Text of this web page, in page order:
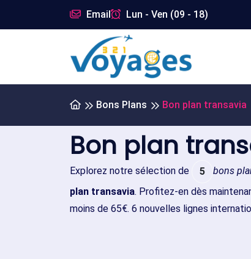
Email Lun - Ven (09 - 18)
Bons Plans Bon plan transavia
Bon plan
Explorez notre sélection de 5 bons
plan transavia. Profitez-en dès
moins de 65€. 6 nouvelles lignes